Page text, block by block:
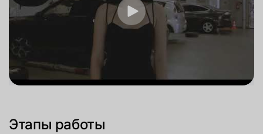
Этапы работы